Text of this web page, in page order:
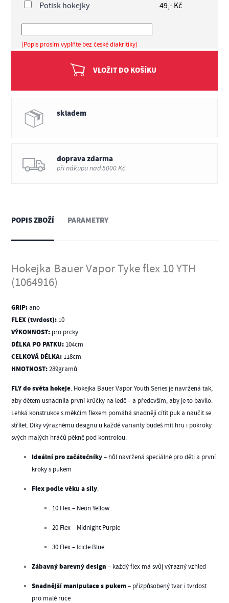
Potisk hokejky 49,- Kč
(Popis prosím vyplňte bez české diakritiky)
VLOŽIT DO KOŠÍKU
skladem
doprava zdarma
při nákupu nad 5000 Kč
POPIS ZBOŽÍ
Hokejka Bauer Vapor Tyke flex 10 YTH
(1064916)
GRIP:ano
FLEX (tvrdost): 10
VÝKONNOST: pro prcky
DÉLKA PO PATKU: 104cm
CELKOVÁ DÉLKA: 118cm
HMOTNOST:289gramů
FLY do světa hokeje. Hokejka Bauer Vapor Youth Series je navržená tak,
aby dětem usnadnila první krůčky na ledě – a především, aby je to bavilo.
Lehká konstrukce s měkčím flexem pomáhá snadněji cítit puk a naučit se
střílet. Díky výraznému designu u každé varianty budeš mít hru i pokroky
svých malých hráčů pěkně pod kontrolou.
Ideální pro začátečníky– hůl navržená speciálně pro děti a první
kroky s pukem
Flex podle věku a síly:
10 Flex – Neon Yellow
20 Flex – Midnight Purple
30 Flex – Icicle Blue
Zábavný barevný design – každý flex má svůj výrazný vzhled
Snadnější manipulace s pukem– přizpůsobený tvar i tvrdost
pro malé ruce
PARAMETRY